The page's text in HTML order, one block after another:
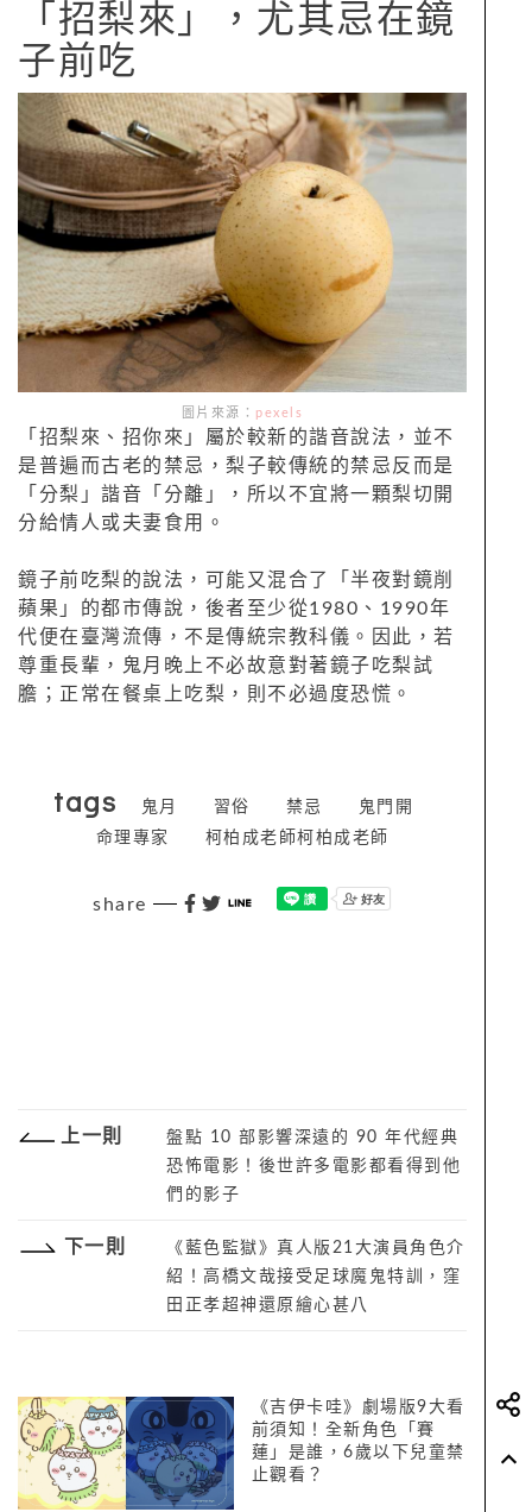
「招梨來」，尤其忌在鏡
子前吃
圖片來源： pexels
「招梨來、招你來」屬於較新的諧音說法，並不
是普遍而古老的禁忌，梨子較傳統的禁忌反而是
「分梨」諧音「分離」，所以不宜將一顆梨切開
分給情人或夫妻食用。
鏡子前吃梨的說法，可能又混合了「半夜對鏡削
蘋果」的都市傳說，後者至少從1980、1990年
代便在臺灣流傳，不是傳統宗教科儀。因此，若
尊重長輩，鬼月晚上不必故意對著鏡子吃梨試
膽；正常在餐桌上吃梨，則不必過度恐慌。
tags 鬼月 習俗 禁忌
鬼門開
命理專家
柯柏成老師柯柏成老師
share
上一則
盤點 10 部影響深遠的 90 年代經典
恐怖電影！後世許多電影都看得到他
們的影子
下一則
《藍色監獄》真人版21大演員角色介
紹！高橋文哉接受足球魔鬼特訓，窪
田正孝超神還原繪心甚八
《吉伊卡哇》劇場版9大看
前須知！全新角色「賽
蓮」是誰，6歲以下兒童禁
止觀看？